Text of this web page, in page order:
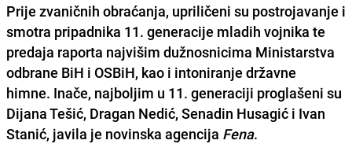
Prije zvaničnih obraćanja, upriličeni su postrojavanje i
smotra pripadnika 11. generacije mladih vojnika te
predaja raporta najvišim dužnosnicima Ministarstva
odbrane BiH i OSBiH, kao i intoniranje državne
himne. Inače, najboljim u 11. generaciji proglašeni su
Dijana Tešić, Dragan Nedić, Senadin Husagić i Ivan
Stanić, javila je novinska agencija Fena.